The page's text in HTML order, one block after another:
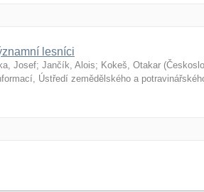
lesníci
Josef; Jančík, Alois; Kokeš, Otakar (
Ústředí zemědělského a